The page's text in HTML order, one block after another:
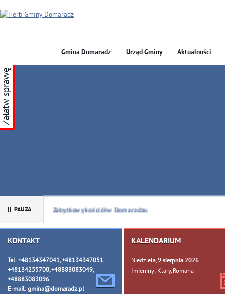
GMINA DOMARADZ
Gmina Domaradz Urząd Gminy Aktualności
Zabytkowy kościół w Domaradzu
KONTAKT
Tel. +48134347041, +48134347051
+48134255700, +48883083049,
+48883083096
E-mail: gmina@domaradz.pl
KALENDARIUM
Niedziela, 9sierpnia 2026
Imieniny: Klary, Romana
Załatw sprawę